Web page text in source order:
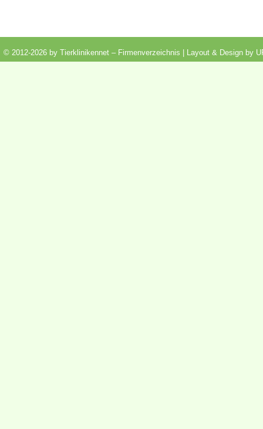
© 2012-2026 by Tierklinikennet – Firmenverzeichnis | Layout & Design by